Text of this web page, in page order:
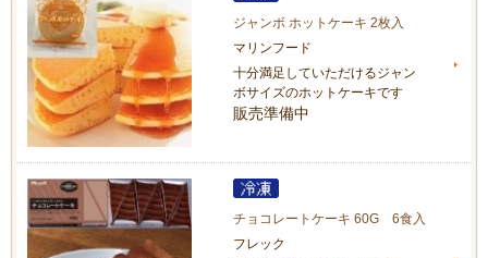
ジャンボ ホットケーキ 2枚入
マリンフード
十分満足していただけるジャン
ボサイズのホットケーキです
販売準備中
チョコレートケーキ 60G 6食入
フレック